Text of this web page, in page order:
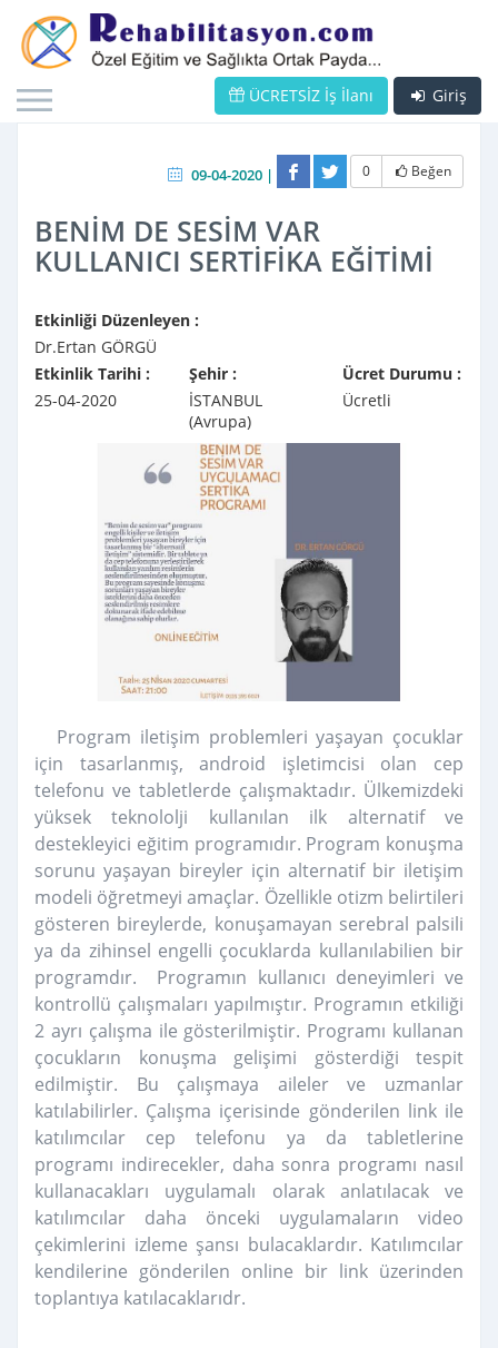
Giriş
ÜCRETSİZ İş İlanı
09-04-2020 | 0 Beğen
BENİM DE SESİM VAR
KULLANICI SERTİFİKA EĞİTİMİ
Etkinliği Düzenleyen :
Dr.Ertan GÖRGÜ
Etkinlik Tarihi :
25-04-2020
Şehir :
İSTANBUL
(Avrupa)
Ücret Durumu :
Ücretli
Program iletişim problemleri yaşayan çocuklar
için tasarlanmış, android işletimcisi olan cep
telefonu ve tabletlerde çalışmaktadır. Ülkemizdeki
yüksek teknololji kullanılan ilk alternatif ve
destekleyici eğitim programıdır. Program konuşma
sorunu yaşayan bireyler için alternatif bir iletişim
modeli öğretmeyi amaçlar. Özellikle otizm belirtileri
gösteren bireylerde, konuşamayan serebral palsili
ya da zihinsel engelli çocuklarda kullanılabilien bir
programdır. Programın kullanıcı deneyimleri ve
kontrollü çalışmaları yapılmıştır. Programın etkiliği
2 ayrı çalışma ile gösterilmiştir. Programı kullanan
çocukların konuşma gelişimi gösterdiği tespit
edilmiştir. Bu çalışmaya aileler ve uzmanlar
katılabilirler. Çalışma içerisinde gönderilen link ile
katılımcılar cep telefonu ya da tabletlerine
programı indirecekler, daha sonra programı nasıl
kullanacakları uygulamalı olarak anlatılacak ve
katılımcılar daha önceki uygulamaların video
çekimlerini izleme şansı bulacaklardır. Katılımcılar
kendilerine gönderilen online bir link üzerinden
toplantıya katılacaklarıdr.